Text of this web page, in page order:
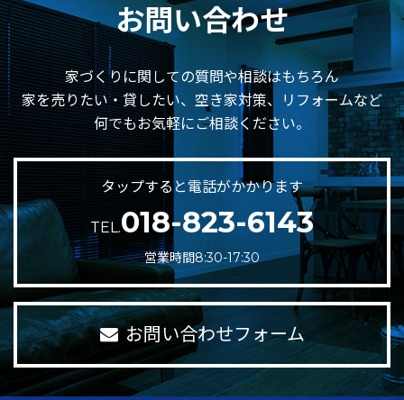
お問い合わせ
家づくりに関しての質問や相談はもちろん
家を売りたい・貸したい、空き家対策、リフォームなど
何でもお気軽にご相談ください。
タップすると電話がかかります
TEL.018-823-6143
営業時間8:30-17:30
お問い合わせフォーム